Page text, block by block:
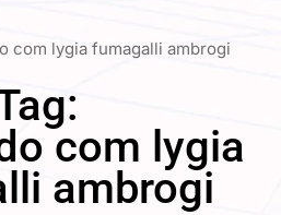
com lygia fumagalli ambrogi
com lygia
ambrogi